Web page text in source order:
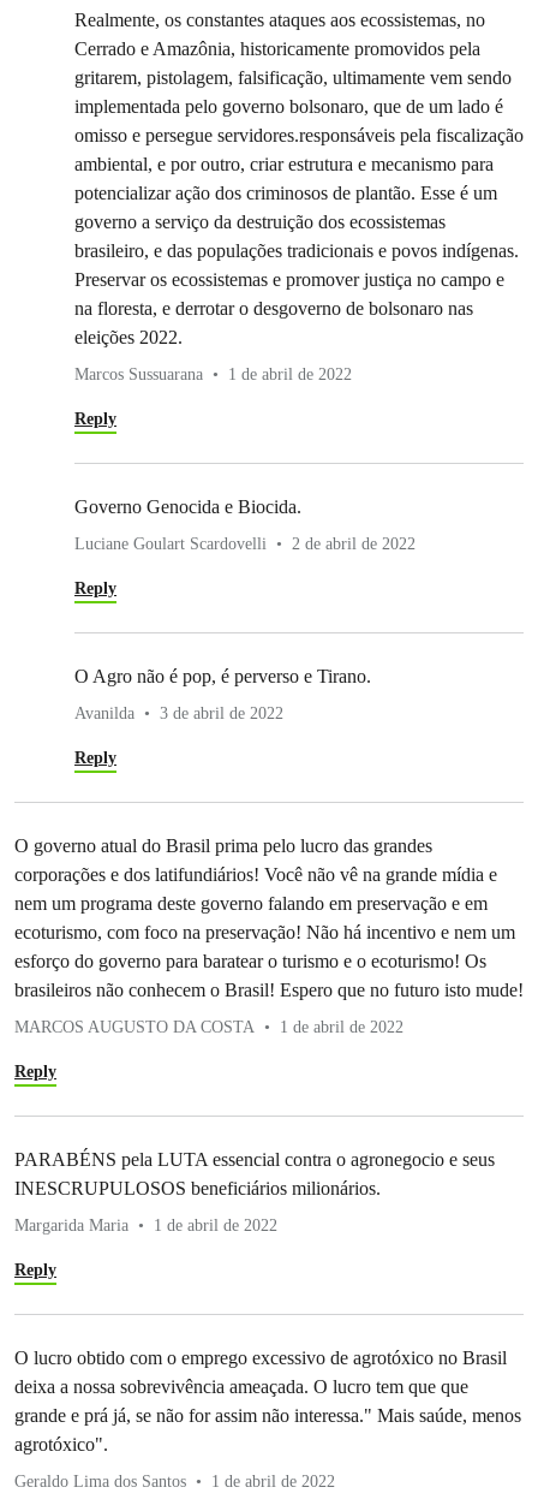
Realmente, os constantes ataques aos ecossistemas, no
Cerrado e Amazônia, historicamente promovidos pela
gritarem, pistolagem, falsificação, ultimamente vem sendo
implementada pelo governo bolsonaro, que de um lado é
omisso e persegue servidores.responsáveis pela fiscalização
ambiental, e por outro, criar estrutura e mecanismo para
potencializar ação dos criminosos de plantão. Esse é um
governo a serviço da destruição dos ecossistemas
brasileiro, e das populações tradicionais e povos indígenas.
Preservar os ecossistemas e promover justiça no campo e
na floresta, e derrotar o desgoverno de bolsonaro nas
eleições 2022.
Marcos Sussuarana 1 de abril de 2022
Reply
Governo Genocida e Biocida.
Luciane Goulart Scardovelli 2 de abril de 2022
Reply
O Agro não é pop, é perverso e Tirano.
Avanilda 3 de abril de 2022
Reply
O governo atual do Brasil prima pelo lucro das grandes
corporações e dos latifundiários! Você não vê na grande mídia e
nem um programa deste governo falando em preservação e em
ecoturismo, com foco na preservação! Não há incentivo e nem um
esforço do governo para baratear o turismo e o ecoturismo! Os
brasileiros não conhecem o Brasil! Espero que no futuro isto mude!
MARCOS AUGUSTO DA COSTA 1 de abril de 2022
Reply
PARABÉNS pela LUTA essencial contra o agronegocio e seus
INESCRUPULOSOS beneficiários milionários.
Margarida Maria 1 de abril de 2022
Reply
O lucro obtido com o emprego excessivo de agrotóxico no Brasil
deixa a nossa sobrevivência ameaçada. O lucro tem que que
grande e prá já, se não for assim não interessa." Mais saúde, menos
agrotóxico".
Geraldo Lima dos Santos 1 de abril de 2022